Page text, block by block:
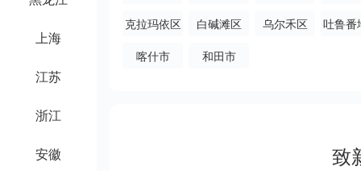
上海
江苏
浙江
安徽
克拉玛依区
白碱滩区 乌尔禾区
吐鲁番
喀什市
和田市
致